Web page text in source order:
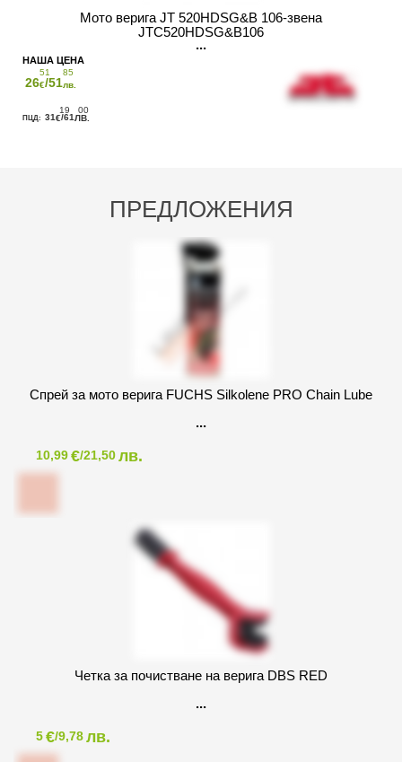
ПРЕДЛОЖЕНИЯ
Спрей за мото верига FUCHS Silkolene PRO Chain Lube
10,99€/21,50лв.
Четка за почистване на верига DBS RED
5€/9,78лв.
Мото верига JT 520HDSG&B 106-звена
JTC520HDSG&B106
26
51
€/51
85
лв.
31
19
€/61
00
ЛВ.